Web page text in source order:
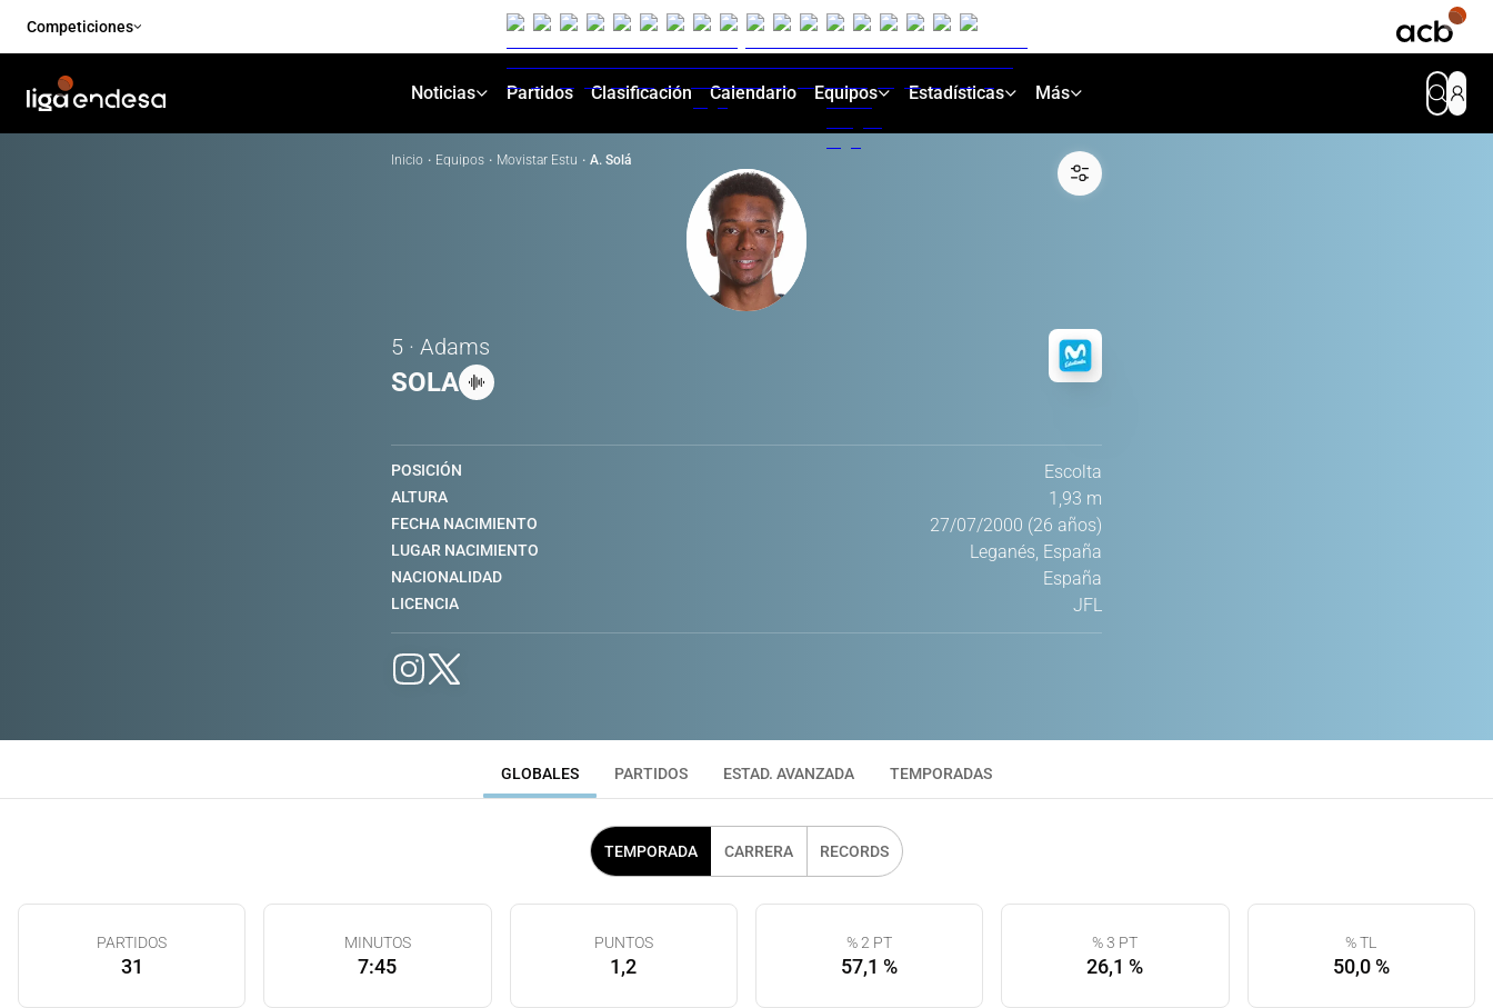
Competiciones
Noticias Partidos Clasificación Calendario Equipos Estadísticas Más
Inicio · Equipos · Movistar Estu · A. Solá
5 · Adams
SOLA
POSICIÓN Escolta
ALTURA 1,93 m
FECHA NACIMIENTO 27/07/2000 (26 años)
LUGAR NACIMIENTO Leganés, España
NACIONALIDAD España
LICENCIA JFL
GLOBALES PARTIDOS ESTAD. AVANZADA TEMPORADAS
TEMPORADA CARRERA RECORDS
PARTIDOS
31
MINUTOS
7:45
PUNTOS
1,2
% 2 PT
57,1 %
% 3 PT
26,1 %
% TL
50,0 %